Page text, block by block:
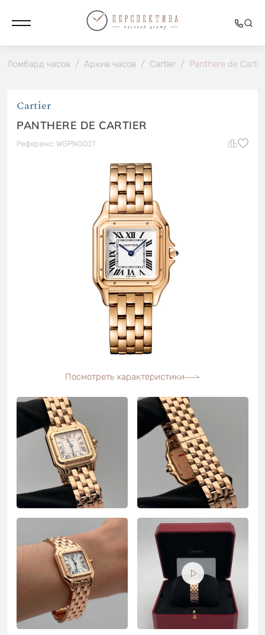
Ломбард часов / Архив часов / Cartier / Panthere de
Cartier
PANTHERE DE CARTIER
Референс: WGPN0007
Посмотреть характеристики